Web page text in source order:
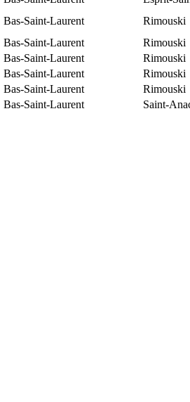
Bas-Saint-Laurent
Rimouski
Bas-Saint-Laurent
Rimouski
Bas-Saint-Laurent
Rimouski
Bas-Saint-Laurent
Rimouski
Bas-Saint-Laurent
Rimouski
Bas-Saint-Laurent Saint-